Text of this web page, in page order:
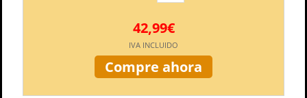
42,99€
IVA INCLUIDO
Compre ahora